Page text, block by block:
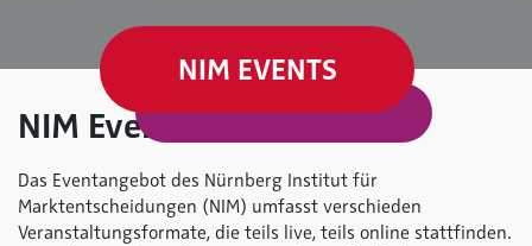
NIM EVENTS
NIM Events
Das Eventangebot des Nürnberg Institut für
Marktentscheidungen (NIM) umfasst verschieden
Veranstaltungsformate, die teils live, teils online stattfinden.